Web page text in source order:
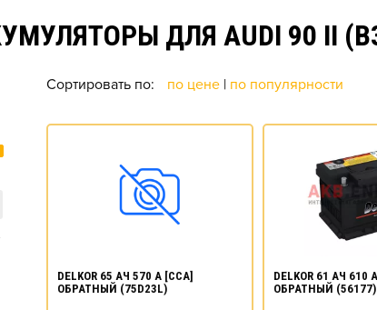
ДЛЯ AUDI 90 II
Сортировать по: по цене | по популярности
DELKOR 65 АЧ 570 А [CCA]
ОБРАТНЫЙ (75D23L)
DELKOR 61 АЧ
ОБРАТНЫЙ (56177)